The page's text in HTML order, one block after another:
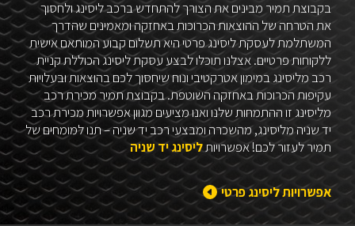
בקבוצת תמיר מבינים את הצורך להתחדש ברכב ליסינג ולחסוך
את הטרחה של ההוצאות הכרוכות באחזקה ומאמינים שהדרך
המשתלמת לעסקת ליסינג פרטי היא תשלום קבוע המותאם אישית
ללקוחות פרטיים. אצלנו תוכלו לבצע עסקת ליסינג הכוללת קניית
רכב מליסינג במימון אטרקטיבי ונוח שיחסוך לכם בהוצאות ובעלויות
עקיפות הכרוכות באחזקה השוטפת. בקבוצת תמיר מכירת רכב
מליסינג זו ההתמחות שלנו ואנו מציעים מגוון אפשרויות מכירת רכב
יד שניה מליסינג, מהשכרה ומבצעי רכב יד שניה – תנו למומחים של
תמיר לעזור לכם! אפשרויותליסינג יד שניה
אפשרויות ליסינג פרטי